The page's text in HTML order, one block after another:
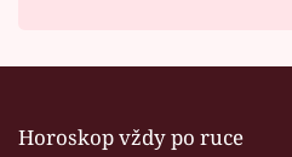
Horoskop vždy po ruce